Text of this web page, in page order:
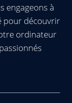
engageons à
pour découvrir
ordinateur